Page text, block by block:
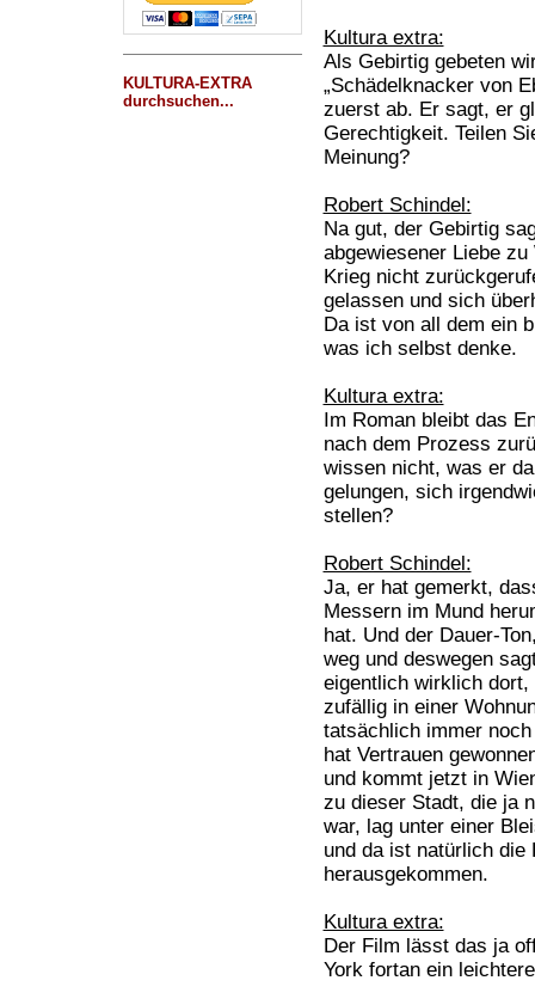
KULTURA-EXTRA
durchsuchen...
Kultura extra:
Als Gebirtig gebeten
„Schädelknacker von
zuerst ab. Er sagt, er
Gerechtigkeit. Teilen
Meinung?
Robert Schindel:
Na gut, der Gebirtig
abgewiesener Liebe
Krieg nicht
gelassen und sich
Da ist von all dem ein
was ich selbst denke.
Kultura extra:
Im Roman bleibt das
nach dem Prozess
wissen nicht, was er
gelungen, sich
stellen?
Robert Schindel:
Ja, er hat gemerkt,
Messern im Mund
hat. Und der Dauer-
weg und deswegen
eigentlich wirklich
zufällig in einer
tatsächlich immer
hat Vertrauen
und kommt jetzt in
zu dieser Stadt, die ja
war, lag unter einer
und da ist natürlich die
herausgekommen.
Kultura extra:
Der Film lässt das ja
York fortan ein